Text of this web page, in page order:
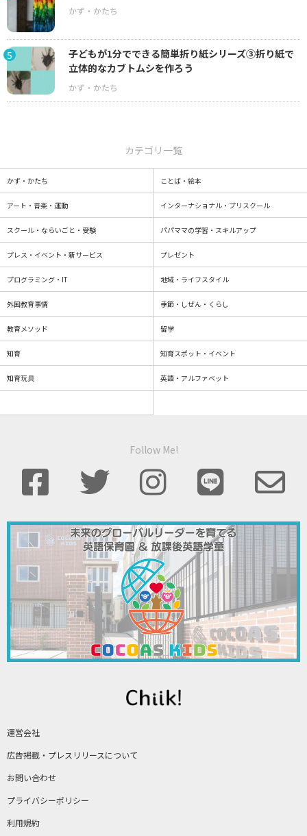
5
子どもが1分でできる簡単折り紙シリーズ③折り紙で
立体的なカブトムシを作ろう
運営会社
広告掲載・プレスリリースについて
お問い合わせ
プライバシーポリシー
利用規約
カテゴリ一覧
かず・かたち ことば・絵本
アート・音楽・運動 インターナショナル・プリスクール
スクール・ならいごと・受験 パパママの学習・スキルアップ
プレス・イベント・新サービス プレゼント
プログラミング・IT 地域・ライフスタイル
外国教育事情 季節・しぜん・くらし
教育メソッド 留学
知育 知育スポット・イベント
知育玩具 英語・アルファベット
Follow Me!